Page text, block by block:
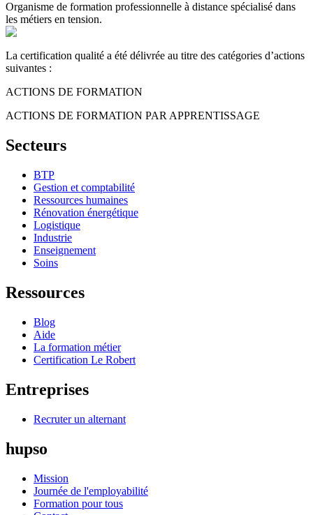
Organisme de formation professionnelle à distance spécialisé dans
les métiers en tension.
La certification qualité a été délivrée au titre des catégories d’actions
suivantes :
ACTIONS DE FORMATION
ACTIONS DE FORMATION PAR APPRENTISSAGE
Secteurs
BTP
Gestion et comptabilité
Ressources humaines
Rénovation énergétique
Logistique
Industrie
Enseignement
Soins
Ressources
Blog
Aide
La formation métier
Certification Le Robert
Entreprises
Recruter un alternant
hupso
Mission
Journée de l'employabilité
Formation pour tous